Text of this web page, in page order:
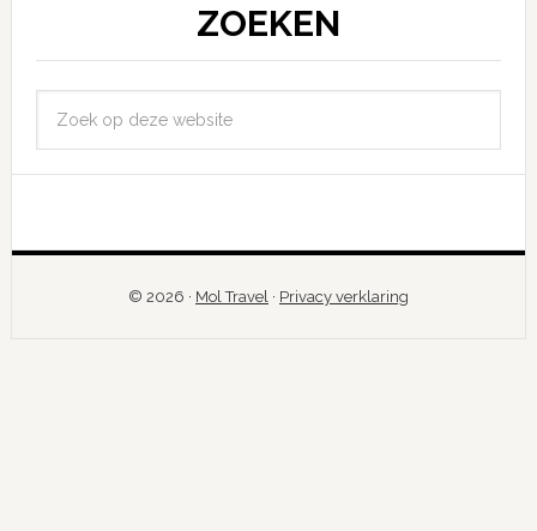
ZOEKEN
© 2026 · Mol Travel · Privacy verklaring